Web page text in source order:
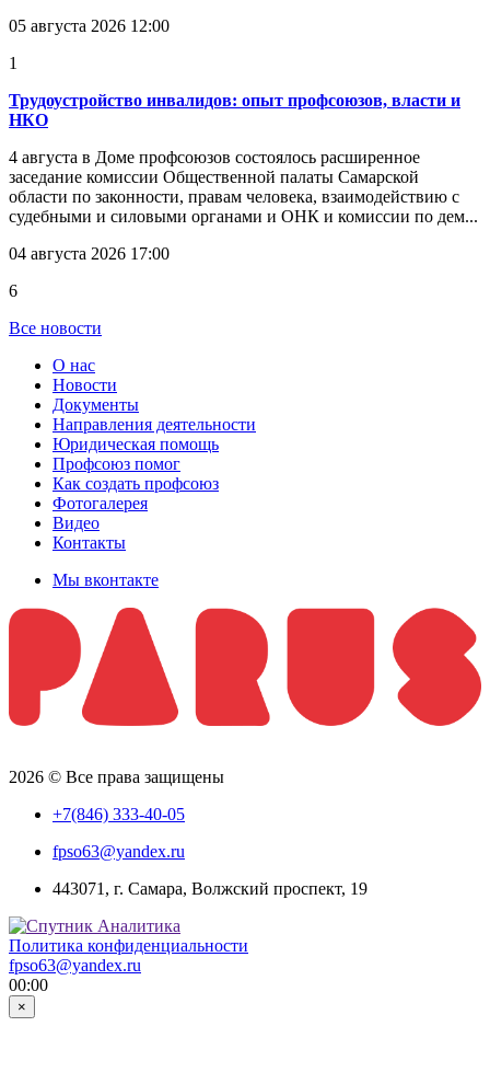
05 августа 2026 12:00
1
Трудоустройство инвалидов: опыт профсоюзов, власти и
НКО
4 августа в Доме профсоюзов состоялось расширенное
заседание комиссии Общественной палаты Самарской
области по законности, правам человека, взаимодействию с
судебными и силовыми органами и ОНК и комиссии по дем...
04 августа 2026 17:00
6
Все новости
О нас
Новости
Документы
Направления деятельности
Юридическая помощь
Профсоюз помог
Как создать профсоюз
Фотогалерея
Видео
Контакты
Мы вконтакте
2026 © Все права защищены
+7(846) 333-40-05
fpso63@yandex.ru
443071, г. Самара, Волжский проспект, 19
Политика конфиденциальности
fpso63@yandex.ru
00:00
×